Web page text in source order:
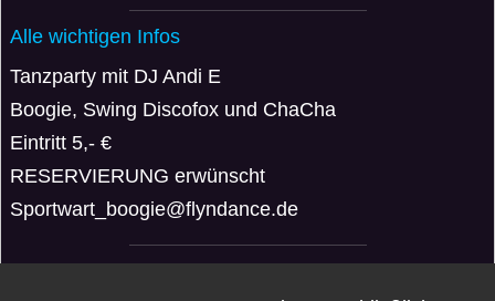
Alle wichtigen Infos
Tanzparty mit DJ Andi E
Boogie, Swing Discofox und ChaCha
Eintritt 5,- €
RESERVIERUNG erwünscht
Sportwart_boogie@flyndance.de
VERANSTALTER: DJ ANDI E